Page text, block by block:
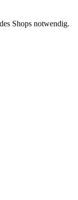
Shops notwendig.